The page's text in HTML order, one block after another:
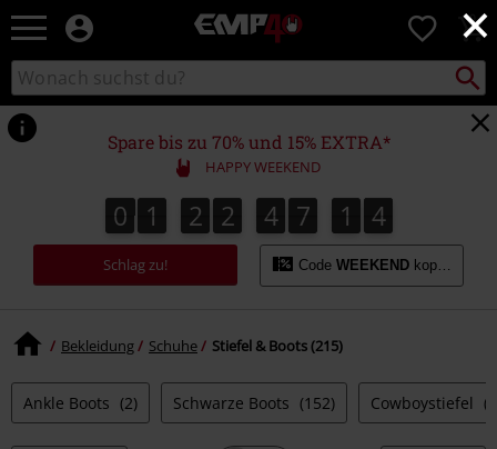
×
EMP
Merchandise
-
Shop
Rock
&
Entertainment
0
Katalog
durchsuchen
suchen
Spare bis zu 70% und 15% EXTRA*
HAPPY WEEKEND
0
0 1
1 2
2 2
2 4
4 7
7 1
2
1 2
3
2
4
3
Schlag zu! Code WEEKEND kopieren
Bekleidung Schuhe Stiefel & Boots (215)
Ankle Boots (2) Schwarze Boots (152) Cowboystiefel